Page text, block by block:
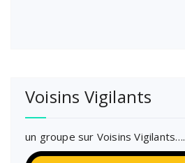
Voisins Vigilants
un groupe sur Voisins Vigilants….